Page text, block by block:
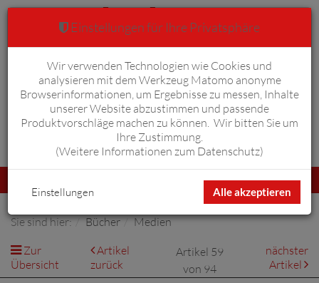
Anmelden Warenkorb 0
umschalten
Sie sind hier: Bücher
Medien
Zur
Übersicht
Artikel
zurück
Artikel 59
von 94
nächster
Artikel
Einstellungen für Ihre Privatsphäre
Wir verwenden Technologien wie Cookies und
analysieren mit dem Werkzeug Matomo anonyme
Browserinformationen, um Ergebnisse zu messen, Inhalte
unserer Website abzustimmen und passende
Produktvorschläge machen zu können. Wir bitten Sie um
Ihre Zustimmung.
(Weitere Informationen zum Datenschutz)
Alle akzeptieren
Einstellungen